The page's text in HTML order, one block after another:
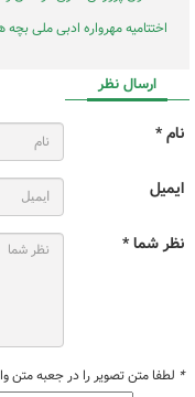
اختتامیه مهرواره ادبی ملی
ارسال نظر
نام *
ایمیل
نظر شما *
* لطفا متن تصویر را در جعبه متن